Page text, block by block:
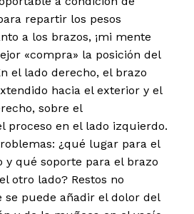
repartir los pesos
a los brazos, ¡mi mente
«compra» la posición del
el lado derecho, el brazo
hacia el exterior y el
sobre el
proceso en el lado izquierdo.
¿qué lugar para el
y qué soporte para el brazo
otro lado? Restos no
se puede añadir el dolor del